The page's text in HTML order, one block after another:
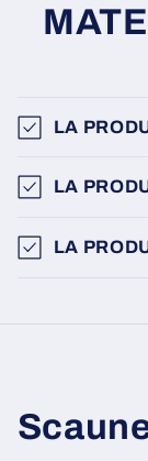
LA
LA
LA